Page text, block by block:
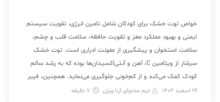
خواص توت خشک برای کودکان شامل تامین انرژی، تقویت سیستم
ایمنی و بهبود عملکرد مغز و تقویت حافظه، سلامت قلب و چشم،
سلامت استخوان و پیشگیری از عفونت ادراری است. توت خشک
سرشار از ویتامین C، آهن و آنتی‌اکسیدان‌ها بوده که به رشد سالم
کودک کمک می‌کند و از کم‌خونی جلوگیری می‌نماید. همچنین، فیبر
موجود در […]
26 اسفند 1403 تیم محتوای آرنا ویژن 7 دقیقه